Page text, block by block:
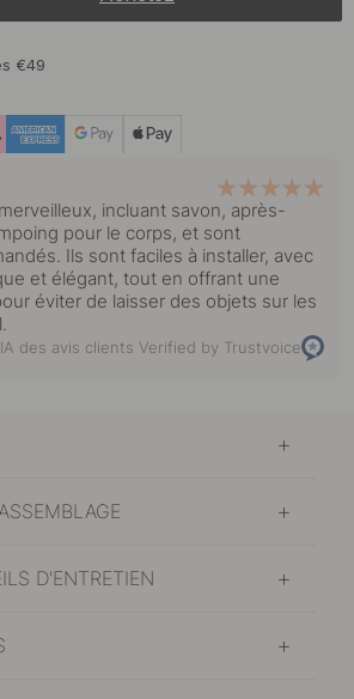
En stock
€49
incluant savon, après-
pour le corps, et sont
Ils sont faciles à installer, avec
et élégant, tout en offrant une
éviter de laisser des objets sur les
des avis clients Verified by Trustvoice
D'ENTRETIEN